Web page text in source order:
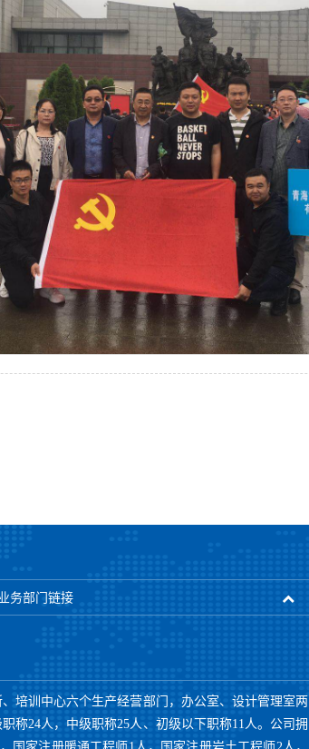
务部门链接
培训中心六个生产经营部门，办公室、设计管理室两
称24人，中级职称25人、初级以下职称11人。公司拥
家注册暖通工程师1人，国家注册岩土工程师2人，